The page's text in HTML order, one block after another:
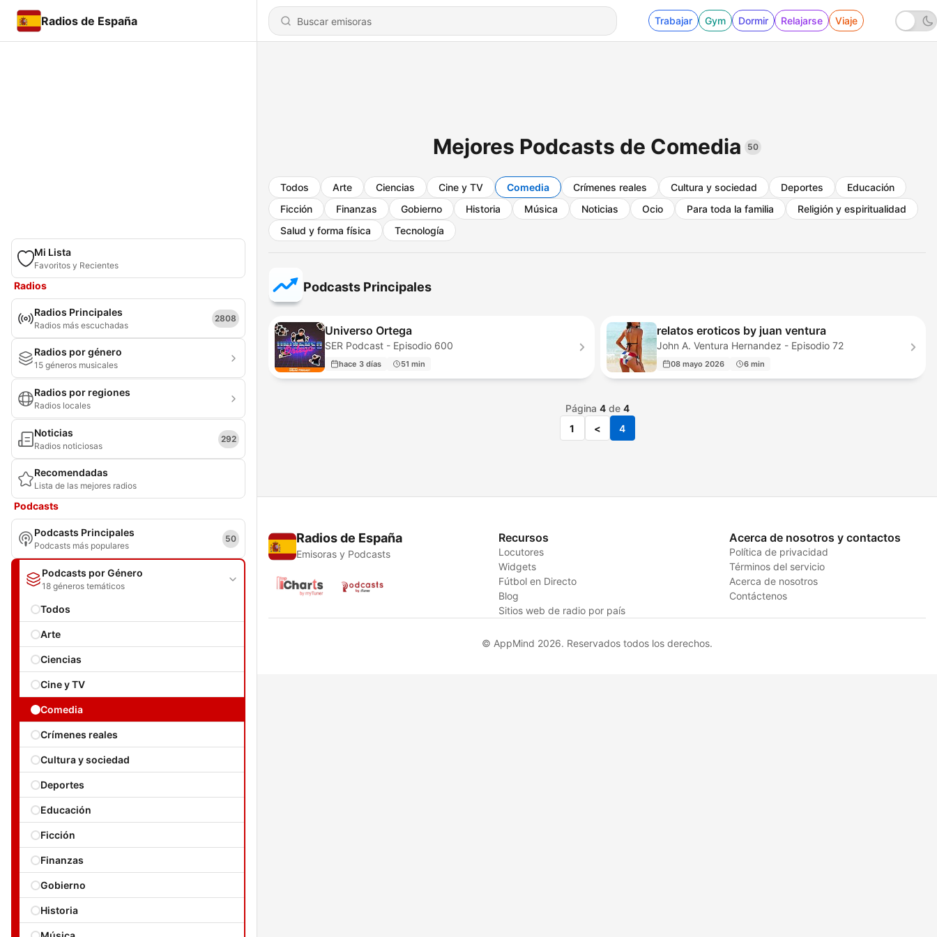
Radios de España Trabajar Gym Dormir Relajarse Viaje
Mi Lista
Favoritos y Recientes
Radios
Radios Principales
Radios más escuchadas
2808
Radios por género
15 géneros musicales
Radios por regiones
Radios locales
Noticias
Radios noticiosas
292
Recomendadas
Lista de las mejores radios
Podcasts
Podcasts Principales
Podcasts más populares
50
Podcasts por Género
18 géneros temáticos
Todos
Arte
Ciencias
Cine y TV
Comedia
Crímenes reales
Cultura y sociedad
Deportes
Educación
Ficción
Finanzas
Gobierno
Historia
Mejores Podcasts de Comedia 50
Todos Arte Ciencias Cine y TV Comedia Crímenes reales Cultura y sociedad Deportes
Educación
Ficción
Finanzas Gobierno Historia Música Noticias Ocio Para toda la familia
Religión y espiritualidad
Salud y forma física
Tecnología
Podcasts Principales
Universo Ortega
SER Podcast - Episodio 600
hace 3 días 51 min
relatos eroticos by juan ventura
John A. Ventura Hernandez - Episodio 72
08 mayo 2026 6 min
Página 4de 4
1
< 4
Radios de España
Emisoras y Podcasts
Recursos
Locutores
Widgets
Fútbol en Directo
Blog
Sitios web de radio por país
Acerca de nosotros y contactos
Política de privacidad
Términos del servicio
Acerca de nosotros
Contáctenos
© AppMind 2026. Reservados todos los derechos.